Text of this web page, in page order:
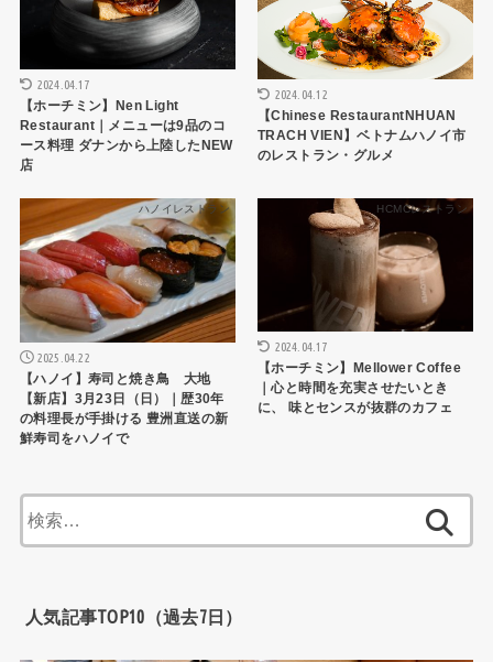
2024.04.17
【ホーチミン】Nen Light
Restaurant｜メニューは9品のコ
ース料理 ダナンから上陸したNEW
店
2024.04.12
【Chinese RestaurantNHUAN
TRACH VIEN】ベトナムハノイ市
のレストラン・グルメ
ハノイレストラン
2025.04.22
【ハノイ】寿司と焼き鳥 大地
【新店】3月23日（日）｜歴30年
の料理長が手掛ける 豊洲直送の新
鮮寿司をハノイで
HCMCレストラン
2024.04.17
【ホーチミン】Mellower Coffee
｜心と時間を充実させたいとき
に、 味とセンスが抜群のカフェ
索:
人気記事TOP10（過去7日）